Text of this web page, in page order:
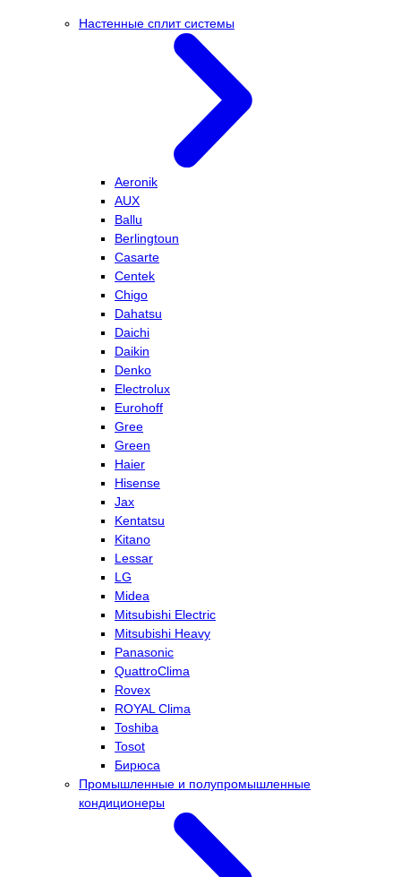
Настенные сплит системы
Aeronik
AUX
Ballu
Berlingtoun
Casarte
Centek
Chigo
Dahatsu
Daichi
Daikin
Denko
Electrolux
Eurohoff
Gree
Green
Haier
Hisense
Jax
Kentatsu
Kitano
Lessar
LG
Midea
Mitsubishi Electric
Mitsubishi Heavy
Panasonic
QuattroClima
Rovex
ROYAL Clima
Toshiba
Tosot
Бирюса
Промышленные и полупромышленные
кондиционеры